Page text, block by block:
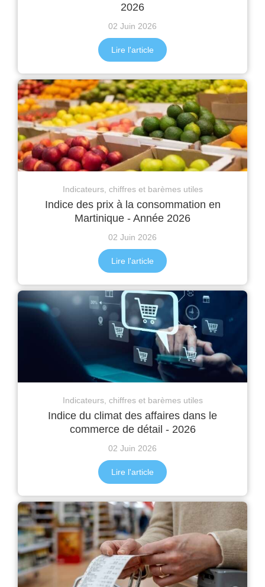
2026
02 Juin 2026
Lire l'article
Indicateurs, chiffres et barèmes utiles
Indice des prix à la consommation en
Martinique - Année 2026
02 Juin 2026
Lire l'article
Indicateurs, chiffres et barèmes utiles
Indice du climat des affaires dans le
commerce de détail - 2026
02 Juin 2026
Lire l'article